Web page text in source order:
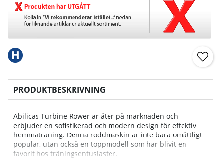
PRODUKTBESKRIVNING
Abilicas Turbine Rower är åter på marknaden och
erbjuder en sofistikerad och modern design för effektiv
hemmaträning. Denna roddmaskin är inte bara omåttligt
populär, utan också en toppmodell som har blivit en
favorit hos träningsentusiaster.